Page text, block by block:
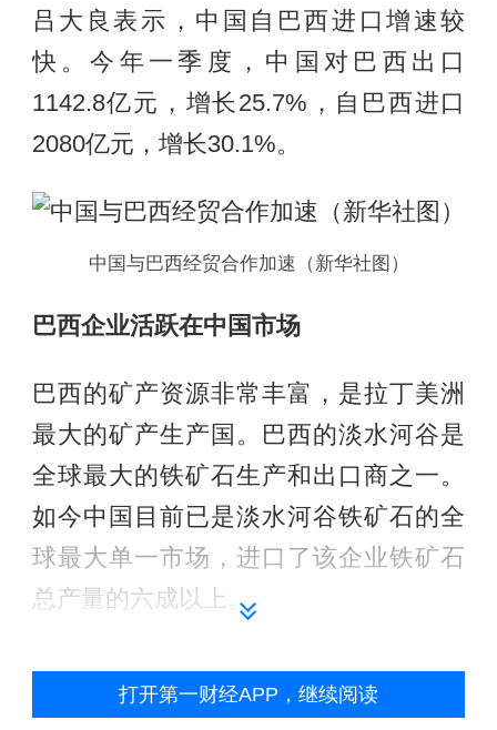
吕大良表示，中国自巴西进口增速较
快。今年一季度，中国对巴西出口
1142.8亿元，增长25.7%，自巴西进口
2080亿元，增长30.1%。
中国与巴西经贸合作加速（新华社图）
巴西企业活跃在中国市场
巴西的矿产资源非常丰富，是拉丁美洲
最大的矿产生产国。巴西的淡水河谷是
全球最大的铁矿石生产和出口商之一。
如今中国目前已是淡水河谷铁矿石的全
球最大单一市场，进口了该企业铁矿石
总产量的六成以上。
4月8日，淡水河谷-中南大学低碳与氢冶
金联合实验室启动，自当日起向采矿和
打开第一财经APP，继续阅读